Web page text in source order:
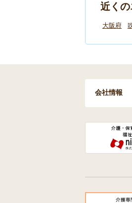
近く
大阪府
会社情報